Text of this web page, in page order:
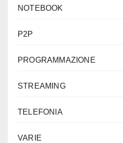
NOTEBOOK
P2P
PROGRAMMAZIONE
STREAMING
TELEFONIA
VARIE